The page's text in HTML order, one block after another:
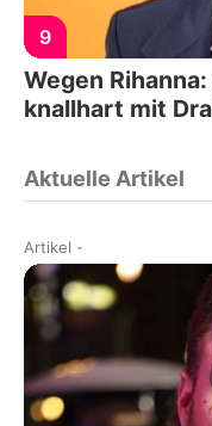
9
Wegen
knallhart mit
Aktuelle Artikel
Artikel -